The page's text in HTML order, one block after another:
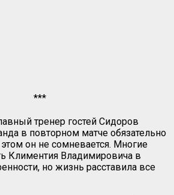
***
тренер гостей Сидоров
в повторном матче обязательно
он не сомневается. Многие
Климентия Владимировича в
но жизнь расставила все